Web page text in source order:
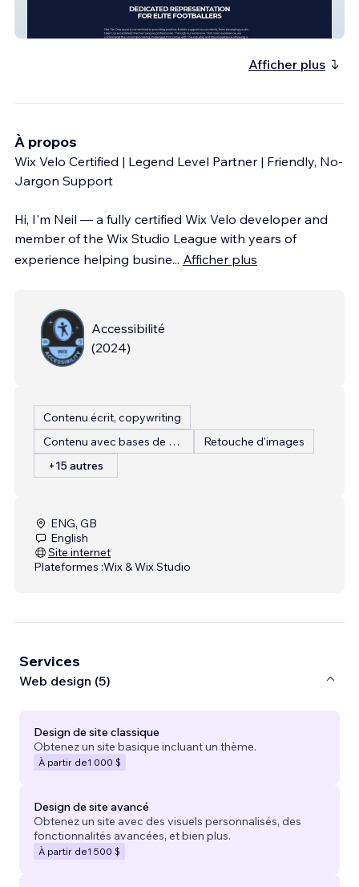
Tier One Football Agency
Afficher plus
À propos
Wix Velo Certified | Legend Level Partner | Friendly, No-
Jargon Support
Hi, I'm Neil — a fully certified Wix Velo developer and
member of the Wix Studio League with years of
experience helping busine... Afficher plus
Accessibilité
(2024)
Contenu écrit, copywriting
Contenu avec bases de données
Retouche d'images
+15 autres
ENG, GB
English
Site internet
Plateformes :Wix & Wix Studio
Services
Web design (5)
Design de site classique
Obtenez un site basique incluant un thème.
À partir de1 000 $
Design de site avancé
Obtenez un site avec des visuels personnalisés, des
fonctionnalités avancées, et bien plus.
À partir de1 500 $